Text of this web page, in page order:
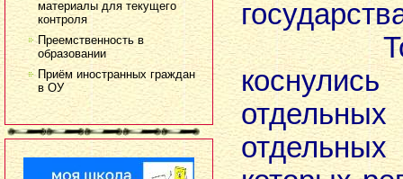
материалы для текущего
контроля
Преемственность в
образовании
Приём иностранных граждан
в ОУ
Тогда